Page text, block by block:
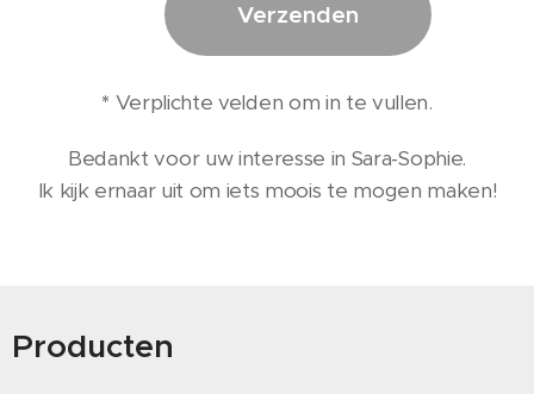
Verzenden
* Verplichte velden om in te vullen.
Bedankt voor uw interesse in Sara-Sophie.
Ik kijk ernaar uit om iets moois te mogen maken!
Producten